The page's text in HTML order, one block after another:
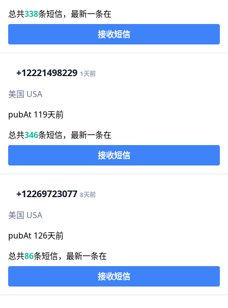
总共338条短信，最新一条在
接收短信
+12221498229 1天前
美国 USA
pubAt 119天前
总共346条短信，最新一条在
接收短信
+12269723077 8天前
美国 USA
pubAt 126天前
总共86条短信，最新一条在
接收短信